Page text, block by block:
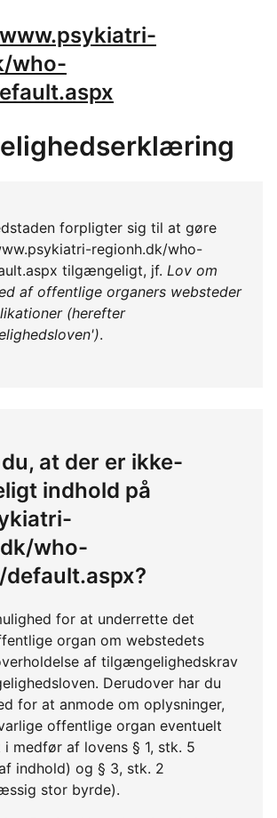
who-
forpligter sig til at gøre
regionh.dk/who-
tilgængeligt, jf. Lov om
af offentlige organers websteder
(herefter
.
at der er ikke-
indhold på
who-
default.aspx?
for at underrette det
organ om webstedets
af tilgængelighedskrav
Derudover har du
for at anmode om oplysninger,
offentlige organ eventuelt
i medfør af lovens § 1, stk. 5
indhold) og § 3, stk. 2
stor byrde).